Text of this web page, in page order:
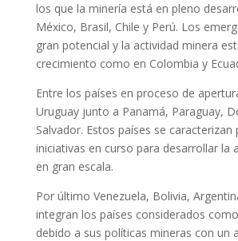
los que la minería está en pleno
México, Brasil, Chile y Perú. Los
gran potencial y la actividad minera
crecimiento como en Colombia y
Entre los países en proceso de
Uruguay junto a Panamá, Paraguay,
Salvador. Estos países se
iniciativas en curso para desarrollar la
en gran escala.
Por último Venezuela, Bolivia,
integran los países considerados
debido a sus políticas mineras con un